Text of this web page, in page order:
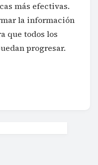
más efectivas.
la información
que todos los
progresar.